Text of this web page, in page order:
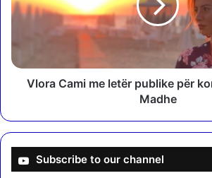
i
m
a
i
r
Vlora Cami me letër publike për
Madhe
Subscribe to our channel